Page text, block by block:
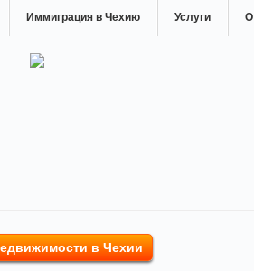
Иммиграция в Чехию Услуги О
в Чехии